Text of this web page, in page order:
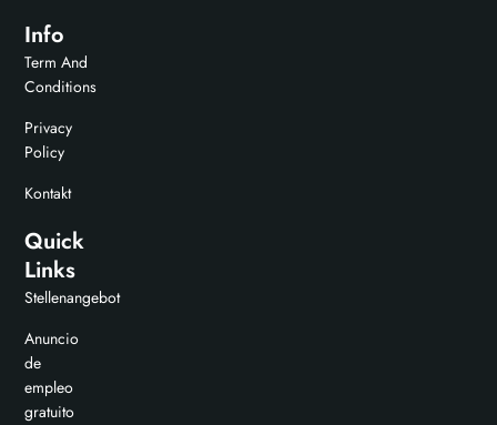
Info
Term And
Conditions
Privacy
Policy
Kontakt
Quick
Links
Stellenangebot
Anuncio
de
empleo
gratuito